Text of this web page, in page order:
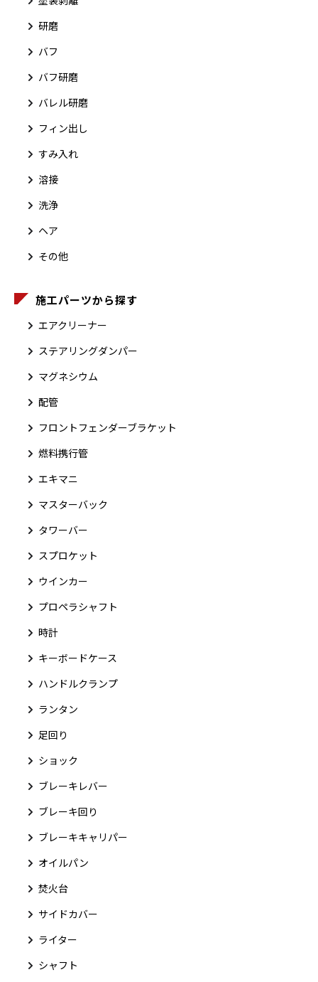
研磨
バフ
バフ研磨
バレル研磨
フィン出し
すみ入れ
溶接
洗浄
ヘア
その他
施工パーツから探す
エアクリーナー
ステアリングダンパー
マグネシウム
配管
フロントフェンダーブラケット
燃料携行管
エキマニ
マスターバック
タワーバー
スプロケット
ウインカー
プロペラシャフト
時計
キーボードケース
ハンドルクランプ
ランタン
足回り
ショック
ブレーキレバー
ブレーキ回り
ブレーキキャリパー
オイルパン
焚火台
サイドカバー
ライター
シャフト